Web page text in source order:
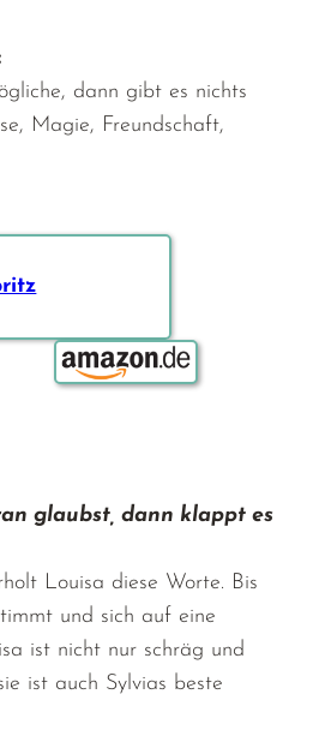
dann gibt es nichts
Magie, Freundschaft,
Bestellen über:
glaubst, dann klappt es
Louisa diese Worte. Bis
und sich auf eine
ist nicht nur schräg und
ist auch Sylvias beste